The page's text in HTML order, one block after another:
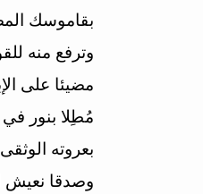
بقاموسك
وترفع منه
مضيئا على
مُطِلا بنور في
بعروته
وصدقا نعيش